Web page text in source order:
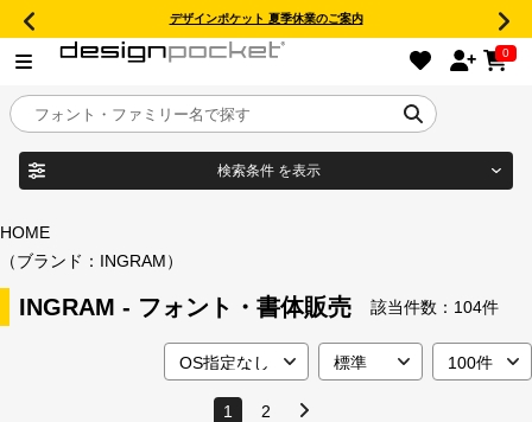
デザインポケット 夏季休業のご案内
0
目的別フォントガイド
特集
検索条件 を表示
商品名
HOME
（ブランド：INGRAM）
INGRAM - フォント・書体販売 該当件数： 104件
1 2